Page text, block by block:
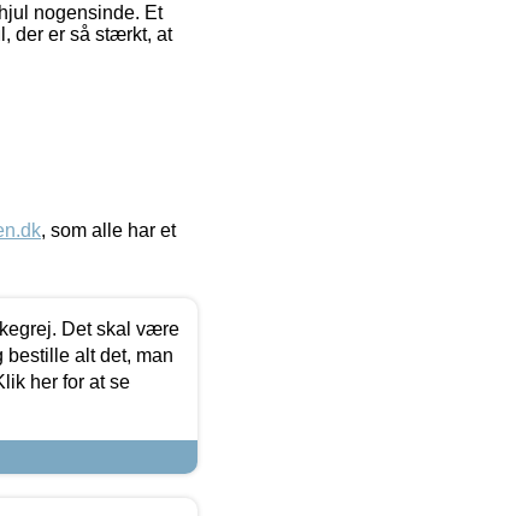
nogensinde. Et
der er så stærkt, at
, som alle har et
Det skal være
bestille alt det, man
her for at se